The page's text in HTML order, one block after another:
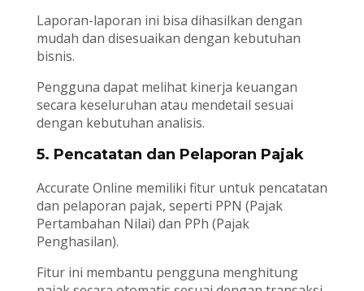
Laporan-laporan ini bisa dihasilkan dengan
mudah dan disesuaikan dengan kebutuhan
bisnis.
Pengguna dapat melihat kinerja keuangan
secara keseluruhan atau mendetail sesuai
dengan kebutuhan analisis.
5. Pencatatan dan Pelaporan Pajak
Accurate Online memiliki fitur untuk pencatatan
dan pelaporan pajak, seperti PPN (Pajak
Pertambahan Nilai) dan PPh (Pajak
Penghasilan).
Fitur ini membantu pengguna menghitung